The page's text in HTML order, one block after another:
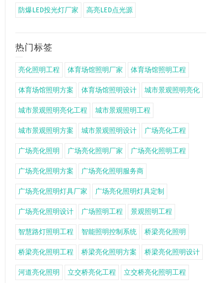
防爆LED投光灯厂家 高亮LED点光源
热门标签
亮化照明工程 体育场馆照明厂家 体育场馆照明工程
体育场馆照明方案 体育场馆照明设计 城市景观照明亮化
城市景观照明亮化工程 城市景观照明工程
城市景观照明方案 城市景观照明设计 广场亮化工程
广场亮化照明 广场亮化照明厂家 广场亮化照明工程
广场亮化照明方案 广场亮化照明服务商
广场亮化照明灯具厂家 广场亮化照明灯具定制
广场亮化照明设计 广场照明工程 景观照明工程
智慧路灯照明工程 智能照明控制系统 桥梁亮化照明
桥梁亮化照明工程 桥梁亮化照明方案 桥梁亮化照明设计
河道亮化照明 立交桥亮化工程 立交桥亮化照明工程